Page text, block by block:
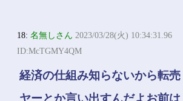
18:名無しさん 2023/03/28(火) 10:34:31.96
ID:McTGMY4QM
経済の仕組み知らないから転売
ヤーとか言い出すんだよお前は